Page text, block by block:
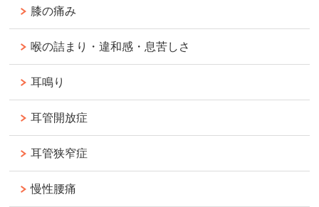
膝の痛み
喉の詰まり・違和感・息苦しさ
耳鳴り
耳管開放症
耳管狭窄症
慢性腰痛